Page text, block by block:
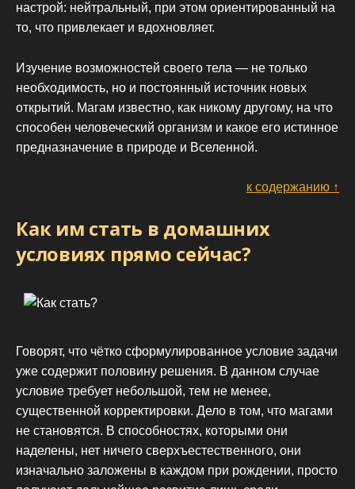
настрой: нейтральный, при этом ориентированный на
то, что привлекает и вдохновляет.
Изучение возможностей своего тела — не только
необходимость, но и постоянный источник новых
открытий. Магам известно, как никому другому, на что
способен человеческий организм и какое его истинное
предназначение в природе и Вселенной.
к содержанию ↑
Как им стать в домашних
условиях прямо сейчас?
Говорят, что чётко сформулированное условие задачи
уже содержит половину решения. В данном случае
условие требует небольшой, тем не менее,
существенной корректировки. Дело в том, что магами
не становятся. В способностях, которыми они
наделены, нет ничего сверхъестественного, они
изначально заложены в каждом при рождении, просто